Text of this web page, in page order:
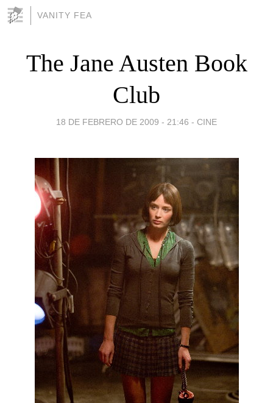
VANITY FEA
The Jane Austen Book
Club
18 DE FEBRERO DE 2009 - 21:46 - CINE